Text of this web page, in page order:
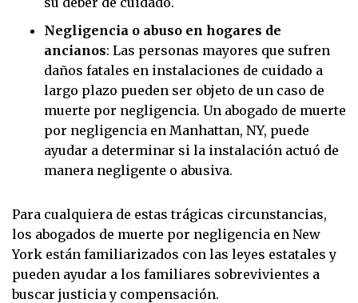
Negligencia o abuso en hogares de
ancianos: Las personas mayores que sufren
daños fatales en instalaciones de cuidado a
largo plazo pueden ser objeto de un caso de
muerte por negligencia. Un abogado de muerte
por negligencia en Manhattan, NY, puede
ayudar a determinar si la instalación actuó de
manera negligente o abusiva.
Para cualquiera de estas trágicas circunstancias,
los abogados de muerte por negligencia en New
York están familiarizados con las leyes estatales y
pueden ayudar a los familiares sobrevivientes a
buscar justicia y compensación.